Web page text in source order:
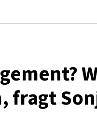
fragt